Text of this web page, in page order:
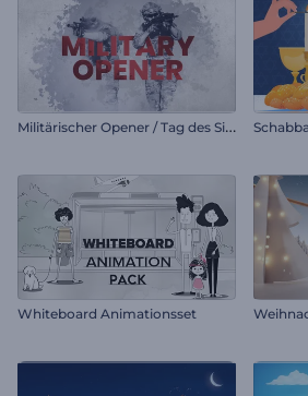
M
ilitärischer Opener / Tag des Sieges
Whiteboard Animationsset